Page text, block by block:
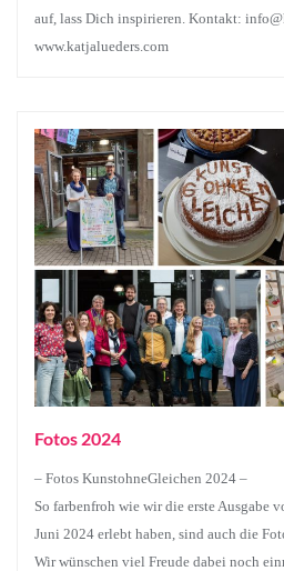
auf, lass Dich inspirieren. Kontakt:
www.katjalueders.com
Fotos 2024
– Fotos KunstohneGleichen 2024 –
So farbenfroh wie wir die erste Ausgabe
Juni 2024 erlebt haben, sind auch die
Wir wünschen viel Freude dabei noch